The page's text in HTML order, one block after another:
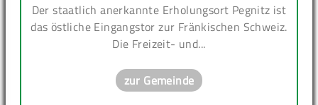
Der staatlich anerkannte Erholungsort Pegnitz ist
das östliche Eingangstor zur Fränkischen Schweiz.
Die Freizeit- und...
zur Gemeinde